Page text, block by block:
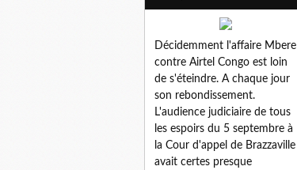
Décidemment l'affaire Mbere
contre Airtel Congo est loin
de s'éteindre. A chaque jour
son rebondissement.
L'audience judiciaire de tous
les espoirs du 5 septembre à
la Cour d'appel de Brazzaville
avait certes presque